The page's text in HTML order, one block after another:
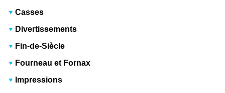
Casses
Divertissements
Fin-de-Siècle
Fourneau et Fornax
Impressions